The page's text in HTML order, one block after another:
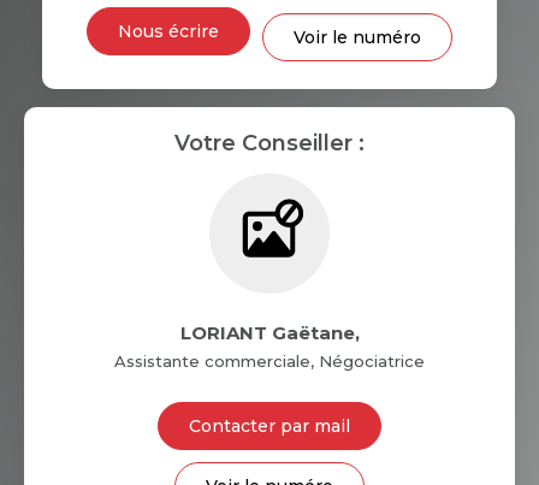
RÉSULTATS DES LYCÉES ECOLES ET CRÈCHES
RESTAURANTS ET CAFÉS COMMERCES
Nous écrire Voir le numéro
Votre Conseiller :
LORIANT Gaëtane,
Assistante commerciale, Négociatrice
Contacter par mail